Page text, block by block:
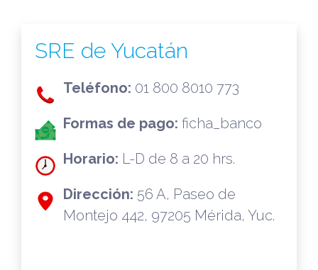
SRE de Yucatán
Teléfono: 01 800 8010 773
Formas de pago: ficha_banco
Horario: L-D de 8 a 20 hrs.
Dirección: 56 A, Paseo de
Montejo 442, 97205 Mérida, Yuc.